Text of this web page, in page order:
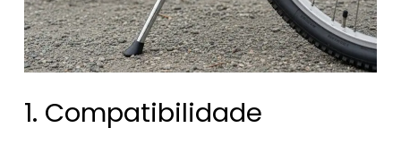
1. Compatibilidade